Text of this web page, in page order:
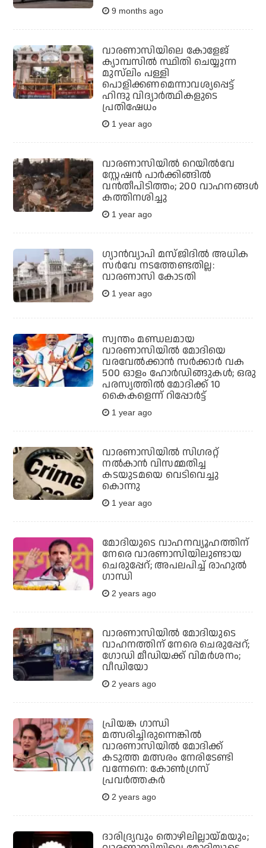
9 months ago
വാരണാസിയിലെ കോളേജ്
ക്യാമ്പസില്‍ സ്ഥിതി ചെയ്യുന്ന
മുസ്‌ലിം പള്ളി
പൊളിക്കണമെന്നാവശ്യപ്പെട്ട്
ഹിന്ദു വിദ്യാര്‍ത്ഥികളുടെ
പ്രതിഷേധം
1 year ago
വാരണാസിയിൽ റെയിൽവേ
സ്റ്റേഷൻ പാർക്കിങ്ങിൽ
വൻതീപിടിത്തം; 200 വാഹനങ്ങൾ
കത്തിനശിച്ചു
1 year ago
ഗ്യാന്‍വ്യാപി മസ്ജിദില്‍ അധിക
സര്‍വേ നടത്തേണ്ടതില്ല:
വാരണാസി കോടതി
1 year ago
സ്വന്തം മണ്ഡലമായ
വാരണാസിയില്‍ മോദിയെ
വരവേല്‍ക്കാന്‍ സര്‍ക്കാര്‍ വക
500 ഓളം ഹോര്‍ഡിങ്ങുകള്‍; ഒരു
പരസ്യത്തില്‍ മോദിക്ക് 10
കൈകളെന്ന് റിപ്പോര്‍ട്ട്
1 year ago
വാരണാസിയില്‍ സിഗരറ്റ്
നല്‍കാന്‍ വിസമ്മതിച്ച
കടയുടമയെ വെടിവെച്ചു
കൊന്നു
1 year ago
മോദിയുടെ വാഹനവ്യൂഹത്തിന്
നേരെ വാരണാസിയിലുണ്ടായ
ചെരുപ്പേറ്; അപലപിച്ച് രാഹുല്‍
ഗാന്ധി
2 years ago
വാരണാസിയില്‍ മോദിയുടെ
വാഹനത്തിന് നേരെ ചെരുപ്പേറ്;
ഗോഡി മീഡിയക്ക് വിമര്‍ശനം;
വീഡിയോ
2 years ago
പ്രിയങ്ക ഗാന്ധി
മത്സരിച്ചിരുന്നെങ്കില്‍
വാരണാസിയില്‍ മോദിക്ക്
കടുത്ത മത്സരം നേരിടേണ്ടി
വന്നേനെ: കോണ്‍ഗ്രസ്
പ്രവര്‍ത്തകര്‍
2 years ago
ദാരിദ്ര്യവും തൊഴിലില്ലായ്മയും;